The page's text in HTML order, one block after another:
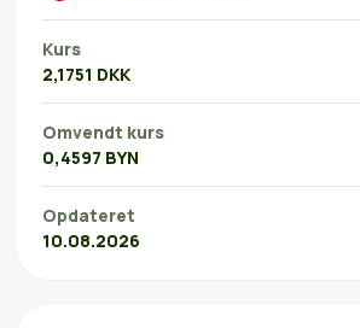
Kurs
2,1751 DKK
Omvendt kurs
0,4597 BYN
Opdateret
10.08.2026